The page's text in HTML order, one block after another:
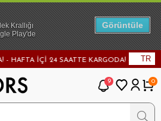
İÇİ 24 SAATTE KARGODA! - MAĞAZADAN
TR
9 0
Krallığı
Play'de
Görüntüle